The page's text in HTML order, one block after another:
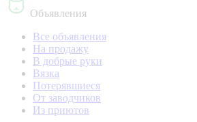
Объявления
Все объявления
На продажу
В добрые руки
Вязка
Потерявшиеся
От заводчиков
Из приютов